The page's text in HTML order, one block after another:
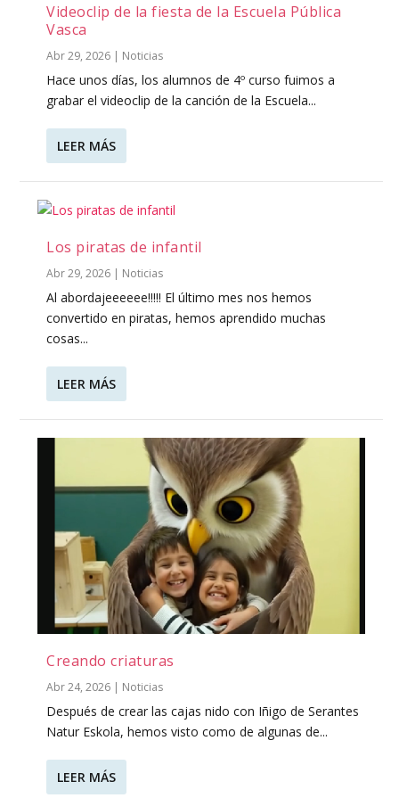
Videoclip de la fiesta de la Escuela Pública
Vasca
Abr 29, 2026 | Noticias
Hace unos días, los alumnos de 4º curso fuimos a
grabar el videoclip de la canción de la Escuela...
LEER MÁS
Los piratas de infantil
Abr 29, 2026 | Noticias
Al abordajeeeeee!!!!! El último mes nos hemos
convertido en piratas, hemos aprendido muchas
cosas...
LEER MÁS
Creando criaturas
Abr 24, 2026 | Noticias
Después de crear las cajas nido con Iñigo de Serantes
Natur Eskola, hemos visto como de algunas de...
LEER MÁS